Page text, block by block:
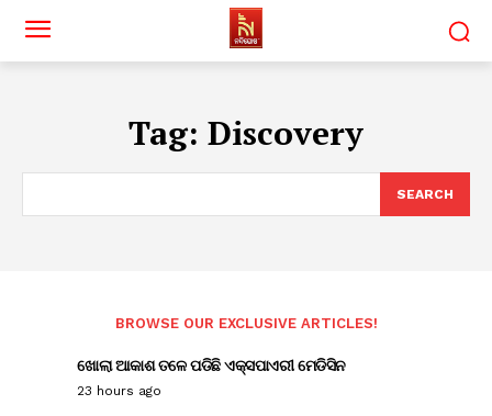
Tag: Discovery
SEARCH
BROWSE OUR EXCLUSIVE ARTICLES!
ଖୋଲା ଆକାଶ ତଳେ ପଡିଛି ଏକ୍ସପାଏରୀ ମେଡିସିନ
23 hours ago